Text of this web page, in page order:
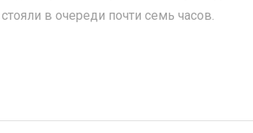
в очереди почти семь часов.